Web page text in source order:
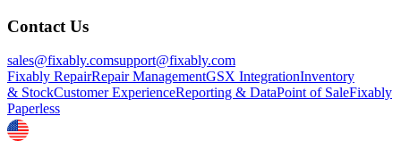
Contact Us
sales@fixably.comsupport@fixably.com
Fixably RepairRepair ManagementGSX IntegrationInventory
& StockCustomer ExperienceReporting & DataPoint of SaleFixably
Paperless